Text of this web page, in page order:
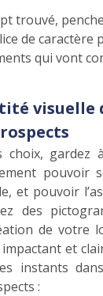
trouvé,
de caractère
qui vont
visuelle
gardez
pouvoir
et pouvoir
des
de votre
et
instants
: